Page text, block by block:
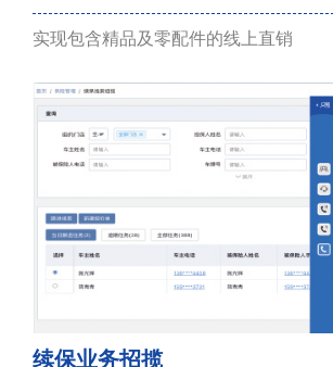
实现包含精品及零配件的线上直销
续保业务招揽